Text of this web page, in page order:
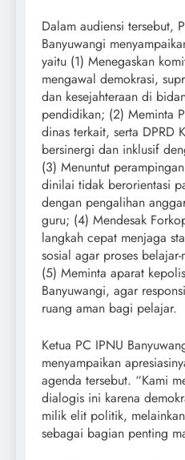
Dalam audiensi tersebut,
Banyuwangi
yaitu (1) Menegaskan
mengawal demokrasi,
dan kesejahteraan di
pendidikan; (2) Meminta
dinas terkait, serta DPRD
bersinergi dan inklusif
(3) Menuntut
dinilai tidak berorientasi
dengan pengalihan
guru; (4) Mendesak
langkah cepat menjaga
sosial agar proses
(5) Meminta aparat
Banyuwangi, agar
ruang aman bagi pelajar.
Ketua PC IPNU
menyampaikan
agenda tersebut. “Kami
dialogis ini karena
milik elit politik,
sebagai bagian penting